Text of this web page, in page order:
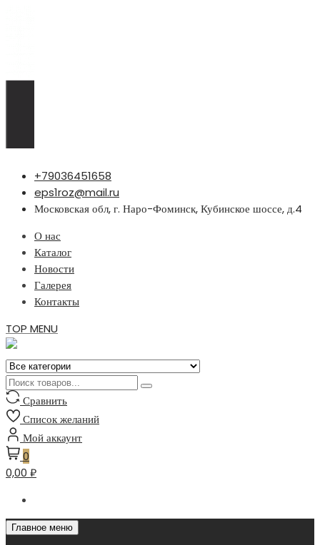
Перейти
содержимому
+79036451658
eps1roz@mail.ru
Московская обл, г. Наро-Фоминск, Кубинское шоссе, д.4
О нас
Каталог
Новости
Галерея
Контакты
TOP MENU
Сравнить
Список желаний
Мой аккаунт
0
0,00 ₽
Главное меню